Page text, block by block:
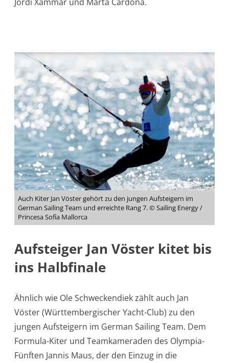
Auch Kiter Jan Vöster gehört zu den jungen Aufsteigern im
German Sailing Team und erreichte Rang 7. © Sailing Energy /
Princesa Sofía Mallorca
Aufsteiger Jan Vöster kitet bis
ins Halbfinale
Ähnlich wie Ole Schweckendiek zählt auch Jan
Vöster (Württembergischer Yacht-Club) zu den
jungen Aufsteigern im German Sailing Team. Dem
Formula-Kiter und Teamkameraden des Olympia-
Fünften Jannis Maus, der den Einzug in die